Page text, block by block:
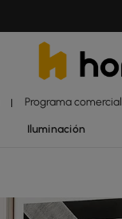
| Programa comercial
Iluminación